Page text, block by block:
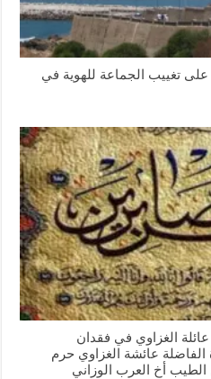
تغييب الجماعة للهوية في
الغزاوي في فقدان
عائشة الغزاوي حرم
أخ العرب الوزاني